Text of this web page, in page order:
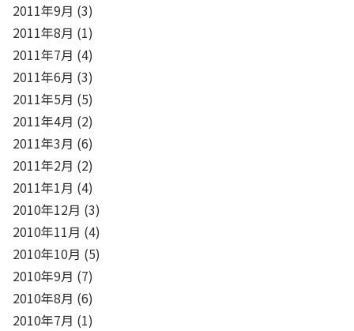
2011年9月 (3)
2011年8月 (1)
2011年7月 (4)
2011年6月 (3)
2011年5月 (5)
2011年4月 (2)
2011年3月 (6)
2011年2月 (2)
2011年1月 (4)
2010年12月 (3)
2010年11月 (4)
2010年10月 (5)
2010年9月 (7)
2010年8月 (6)
2010年7月 (1)